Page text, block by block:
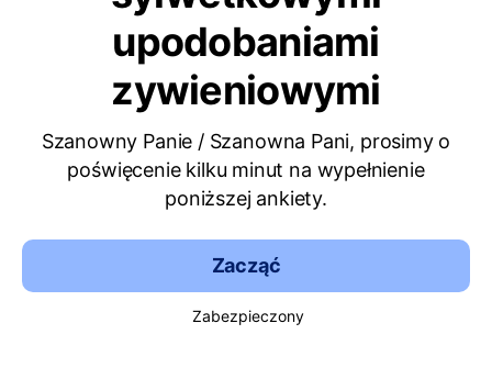
upodobaniami
zywieniowymi
Szanowny Panie / Szanowna Pani, prosimy o
poświęcenie kilku minut na wypełnienie
poniższej ankiety.
Zacząć
Zabezpieczony